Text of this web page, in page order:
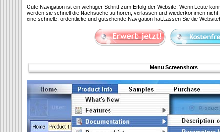
Gute Navigation ist ein wichtiger Schritt zum Erfolg der Website. Wenn Leute
werden sie schnell die Nachsuche aufhören, verlassen und wiederkommen
eine schnelle, ordentliche und gutsehende Navigation hat.Lassen Sie die
Menu Screenshots